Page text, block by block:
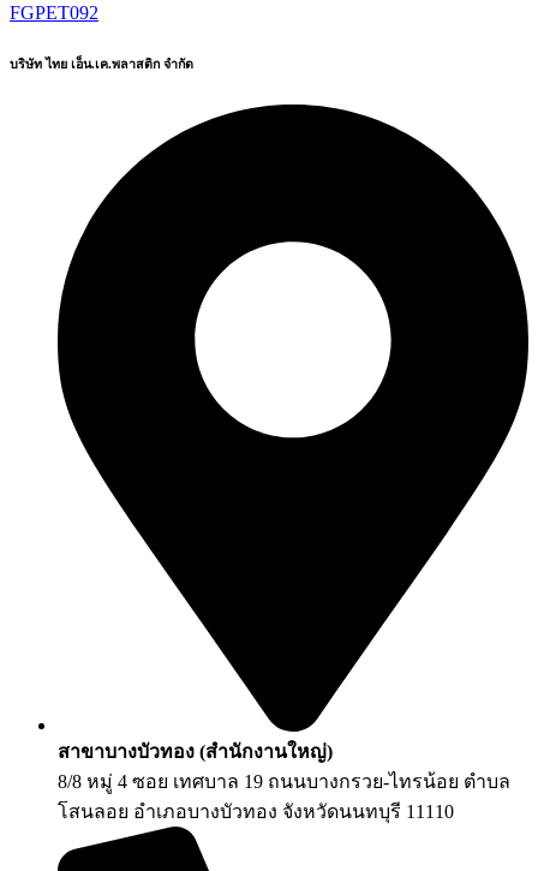
FGPET092
บริษัท ไทย เอ็น.เค.พลาสติก จำกัด
สาขาบางบัวทอง (สำนักงานใหญ่)
8/8 หมู่ 4 ซอย เทศบาล 19 ถนนบางกรวย-ไทรน้อย ตำบล
โสนลอย อำเภอบางบัวทอง จังหวัดนนทบุรี 11110